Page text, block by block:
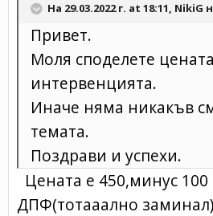
На 29.03.2022 г. at 18:11, NikiG
Привет.
Моля споделете
интервенцията.
Иначе няма никакъв
темата.
Поздрави и успехи.
Цената е 450,минус 100
ДПФ(тотааално